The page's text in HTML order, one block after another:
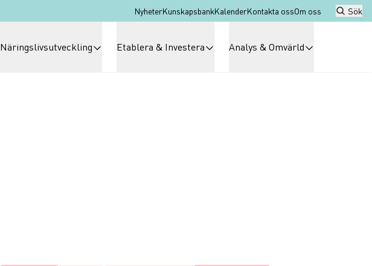
NyheterKunskapsbankKalenderKontakta ossOm oss Sök
Näringslivsutveckling Etablera & Investera Analys & Omvärld